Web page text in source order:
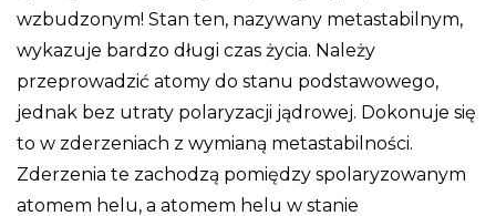
wzbudzonym! Stan ten, nazywany metastabilnym,
wykazuje bardzo długi czas życia. Należy
przeprowadzić atomy do stanu podstawowego,
jednak bez utraty polaryzacji jądrowej. Dokonuje się
to w zderzeniach z wymianą metastabilności.
Zderzenia te zachodzą pomiędzy spolaryzowanym
atomem helu, a atomem helu w stanie